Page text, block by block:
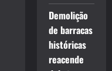
Demolição
de barracas
históricas
reacende